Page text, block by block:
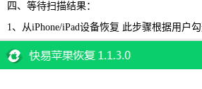
四、等待扫描结果：
1、从iPhone/iPad设备恢复 此步骤根据用户